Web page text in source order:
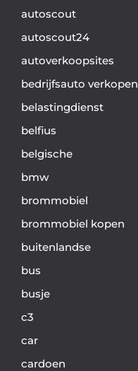
autoscout
autoscout24
autoverkoopsites
bedrijfsauto verkopen
belastingdienst
belfius
belgische
bmw
brommobiel
brommobiel kopen
buitenlandse
bus
busje
c3
car
cardoen